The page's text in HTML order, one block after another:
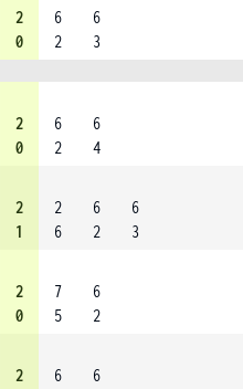
2
0
6
2
6
3
2
0
6
2
6
4
2
1
2
6
6
2
6
3
2
0
7
5
6
2
2
6
6